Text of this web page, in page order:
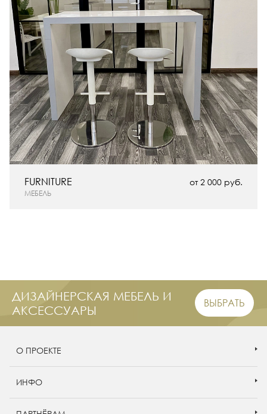
от 2 000 руб.
МЕБЕЛЬ
FURNITURE
ДИЗАЙНЕРСКАЯ МЕБЕЛЬ И
АКСЕССУАРЫ
ВЫБРАТЬ
О ПРОЕКТЕ
ИНФО